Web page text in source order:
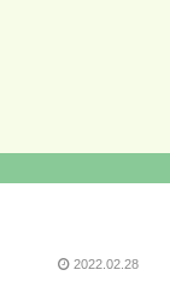
2022.02.28